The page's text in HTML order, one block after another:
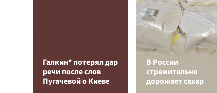
Галкин* потерял дар
речи после слов
Пугачевой о Киеве
В России
стремительно
дорожает сахар